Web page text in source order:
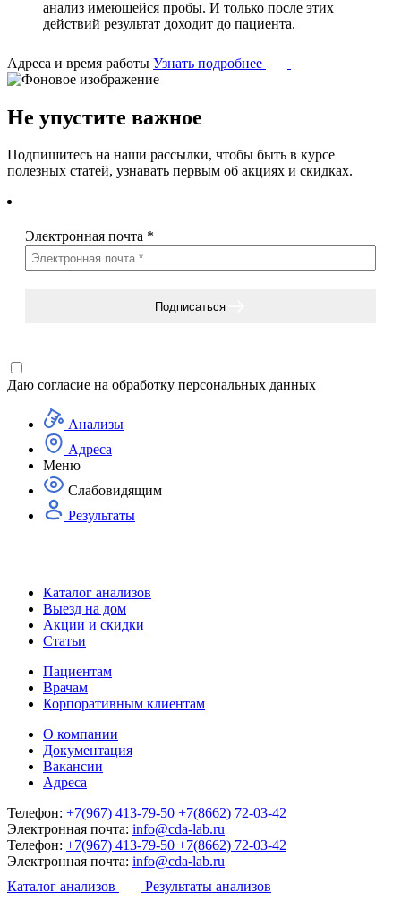
анализ имеющейся пробы. И только после этих
действий результат доходит до пациента.
Адреса и время работы Узнать подробнее
Не упустите важное
Подпишитесь на наши рассылки, чтобы быть в курсе
полезных статей, узнавать первым об акциях и скидках.
Электронная почта *
Подписаться
Даю согласие на обработку персональных данных
Анализы
Адреса
Меню
Слабовидящим
Результаты
Каталог анализов
Выезд на дом
Акции и скидки
Статьи
Пациентам
Врачам
Корпоративным клиентам
О компании
Документация
Вакансии
Адреса
Телефон: +7(967) 413-79-50 +7(8662) 72-03-42
Электронная почта: info@cda-lab.ru
Телефон: +7(967) 413-79-50 +7(8662) 72-03-42
Электронная почта: info@cda-lab.ru
Каталог анализов
Результаты анализов